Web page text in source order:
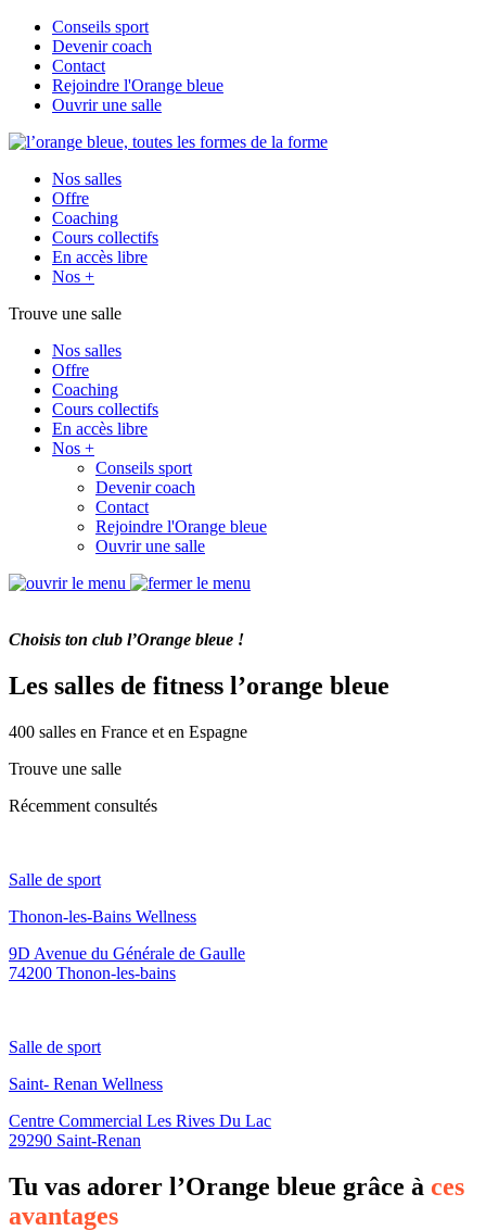
Conseils sport
Devenir coach
Contact
Rejoindre l'Orange bleue
Ouvrir une salle
Nos salles
Offre
Coaching
Cours collectifs
En accès libre
Nos +
Trouve une salle
Nos salles
Offre
Coaching
Cours collectifs
En accès libre
Nos +
Conseils sport
Devenir coach
Contact
Rejoindre l'Orange bleue
Ouvrir une salle
Choisis ton club l’Orange bleue !
Les salles de fitness l’orange bleue
400 salles en France et en Espagne
Trouve une salle
Récemment consultés
Salle de sport
Thonon-les-Bains Wellness
9D Avenue du Générale de Gaulle
74200 Thonon-les-bains
Salle de sport
Saint- Renan Wellness
Centre Commercial Les Rives Du Lac
29290 Saint-Renan
Tu vas adorer l’Orange bleue grâce à ces
avantages